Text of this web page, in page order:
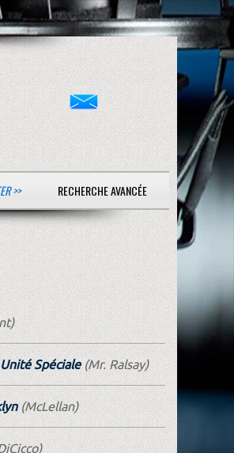
>> RECHERCHE AVANCÉE
Spéciale(Mr. Ralsay)
(McLellan)